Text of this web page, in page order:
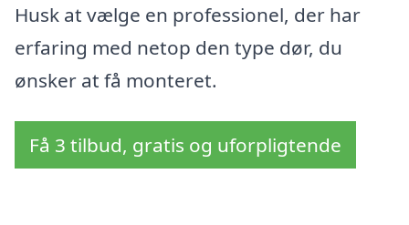
Husk at vælge en professionel, der har
erfaring med netop den type dør, du
ønsker at få monteret.
Få 3 tilbud, gratis og uforpligtende